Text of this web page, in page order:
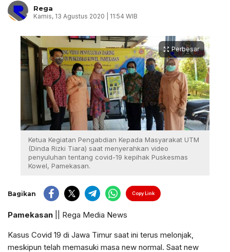
Rega
Kamis, 13 Agustus 2020 | 11:54 WIB
Perbesar
Ketua Kegiatan Pengabdian Kepada Masyarakat UTM
(Dinda Rizki Tiara) saat menyerahkan video
penyuluhan tentang covid-19 kepihak Puskesmas
Kowel, Pamekasan.
Bagikan Copy Link
Pamekasan || Rega Media News
Kasus Covid 19 di Jawa Timur saat ini terus melonjak,
meskipun telah memasuki masa new normal. Saat new